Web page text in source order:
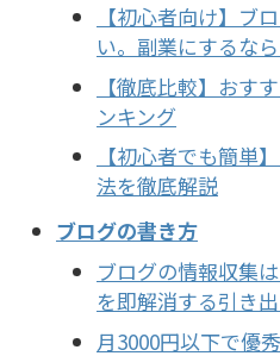
【初心者向け】ブ
い。副業にするな
【徹底比較】おす
ンキング
【初心者でも簡単
法を徹底解説
ブログの書き方
ブログの情報収集
を即解消する引き
月3000円以下で優